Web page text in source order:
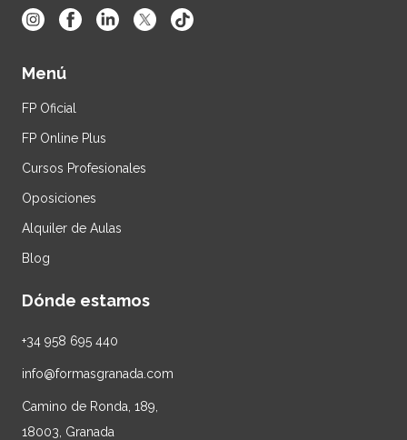
Menú
FP Oficial
FP Online Plus
Cursos Profesionales
Oposiciones
Alquiler de Aulas
Blog
Dónde estamos
+34 958 695 440
info@formasgranada.com
Camino de Ronda, 189,
18003, Granada